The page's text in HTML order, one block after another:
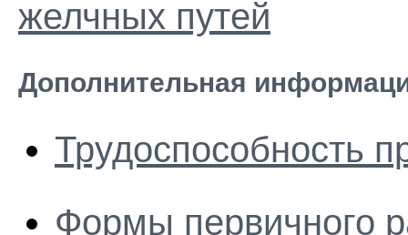
желчных путей
Дополнительная
Трудоспособность
Формы первичного